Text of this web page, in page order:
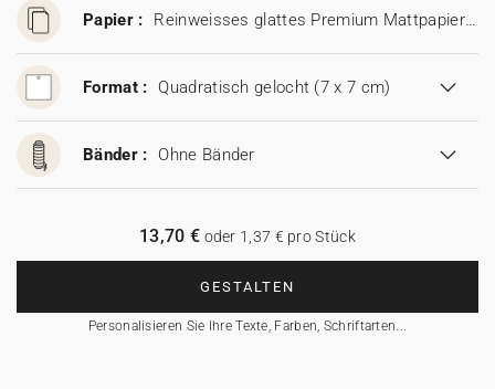
Papier : Reinweisses glattes Premium Mattpapier (350 g/m²)
Format : Quadratisch gelocht (7 x 7 cm)
Bänder : Ohne Bänder
GESTALTEN
Personalisieren Sie Ihre Texte, Farben, Schriftarten...
13,70 € oder 1,37 € pro Stück